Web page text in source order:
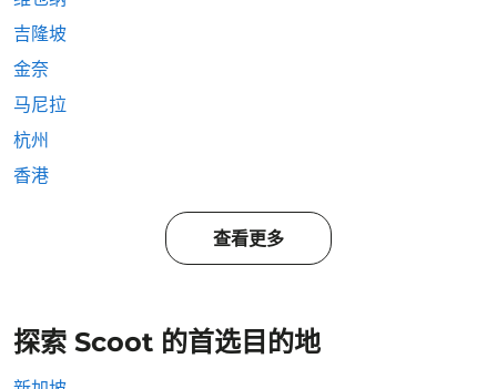
吉隆坡
金奈
马尼拉
杭州
香港
查看更多
探索 Scoot 的首选目的地